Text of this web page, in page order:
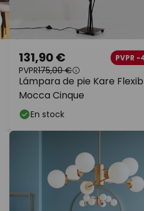
Lámpara de pie Kare
Mocca Cinque
131,90 € PVPR -
PVPR175,00 €
En stock